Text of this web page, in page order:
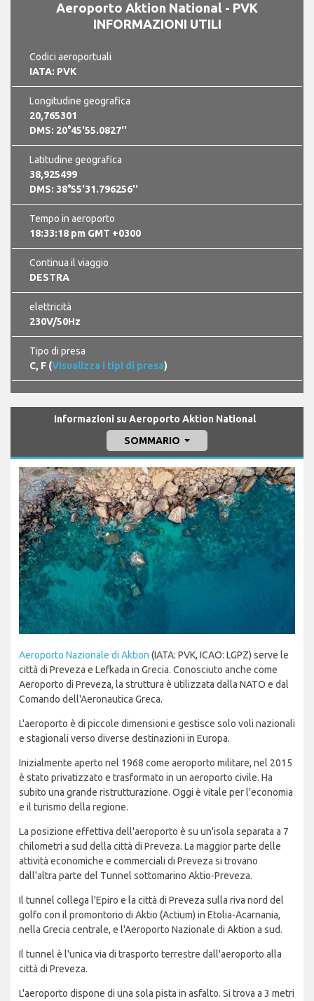
Aeroporto Aktion National - PVK
INFORMAZIONI UTILI
Codici aeroportuali
IATA: PVK
Longitudine geografica
20,765301
DMS: 20°45'55.0827''
Latitudine geografica
38,925499
DMS: 38°55'31.796256''
Tempo in aeroporto
18:33:20 pm GMT +0300
Continua il viaggio
DESTRA
elettricità
230V/50Hz
Tipo di presa
C, F (Visualizza i tipi di presa)
Informazioni su Aeroporto Aktion National
SOMMARIO
Aeroporto Nazionale di Aktion (IATA: PVK, ICAO: LGPZ) serve le
città di Preveza e Lefkada in Grecia. Conosciuto anche come
Aeroporto di Preveza, la struttura è utilizzata dalla NATO e dal
Comando dell'Aeronautica Greca.
L'aeroporto è di piccole dimensioni e gestisce solo voli nazionali
e stagionali verso diverse destinazioni in Europa.
Inizialmente aperto nel 1968 come aeroporto militare, nel 2015
è stato privatizzato e trasformato in un aeroporto civile. Ha
subito una grande ristrutturazione. Oggi è vitale per l'economia
e il turismo della regione.
La posizione effettiva dell'aeroporto è su un'isola separata a 7
chilometri a sud della città di Preveza. La maggior parte delle
attività economiche e commerciali di Preveza si trovano
dall'altra parte del Tunnel sottomarino Aktio-Preveza.
Il tunnel collega l'Epiro e la città di Preveza sulla riva nord del
golfo con il promontorio di Aktio (Actium) in Etolia-Acarnania,
nella Grecia centrale, e l'Aeroporto Nazionale di Aktion a sud.
Il tunnel è l'unica via di trasporto terrestre dall'aeroporto alla
città di Preveza.
L'aeroporto dispone di una sola pista in asfalto. Si trova a 3 metri